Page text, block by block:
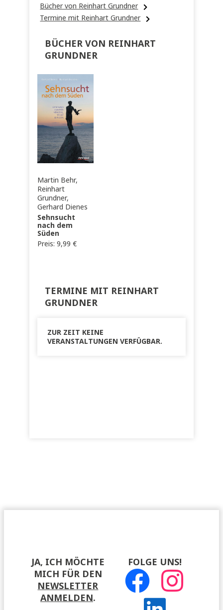
Bücher von Reinhart Grundner
Termine mit Reinhart Grundner
BÜCHER VON REINHART
GRUNDNER
Martin Behr,
Reinhart
Grundner,
Gerhard Dienes
Sehnsucht
nach dem
Süden
Preis:9,99€
TERMINE MIT REINHART
GRUNDNER
ZUR ZEIT KEINE
VERANSTALTUNGEN VERFÜGBAR.
JA, ICH MÖCHTE
MICH FÜR DEN
NEWSLETTER
ANMELDEN.
FOLGE UNS!